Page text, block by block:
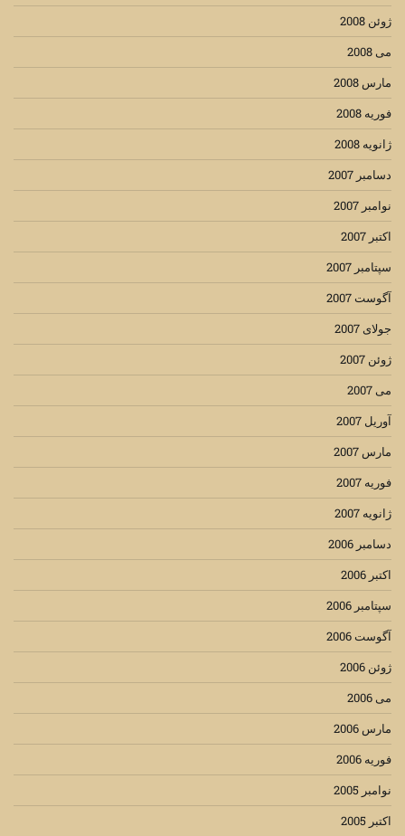
ژوئن 2008
می 2008
مارس 2008
فوریه 2008
ژانویه 2008
دسامبر 2007
نوامبر 2007
اکتبر 2007
سپتامبر 2007
آگوست 2007
جولای 2007
ژوئن 2007
می 2007
آوریل 2007
مارس 2007
فوریه 2007
ژانویه 2007
دسامبر 2006
اکتبر 2006
سپتامبر 2006
آگوست 2006
ژوئن 2006
می 2006
مارس 2006
فوریه 2006
نوامبر 2005
اکتبر 2005